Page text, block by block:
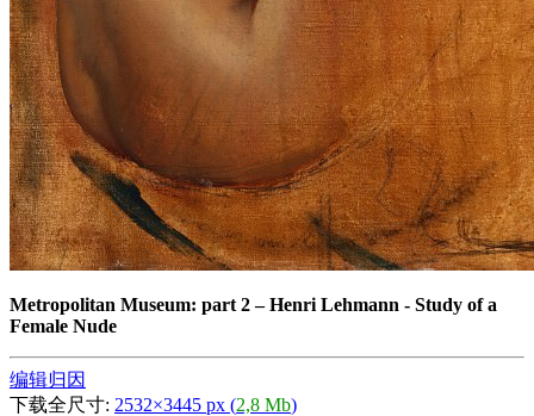
Metropolitan Museum: part 2–Henri Lehmann - Study of a
Female Nude
编辑归因
下载全尺寸: 2532×3445 px (2,8 Mb)